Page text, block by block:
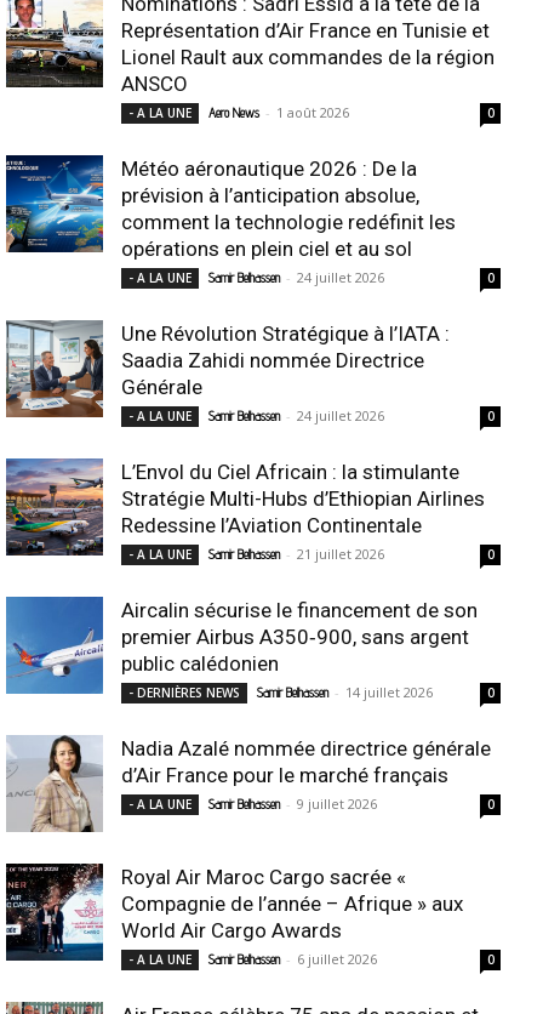
Représentation d’Air France en Tunisie et
Lionel Rault aux commandes de la région
ANSCO
- A LA UNE Aero News - 1 août 2026 0
Météo aéronautique 2026 : De la
prévision à l’anticipation absolue,
comment la technologie redéfinit les
opérations en plein ciel et au sol
- A LA UNE Samir Belhassen - 24 juillet 2026 0
Une Révolution Stratégique à l’IATA :
Saadia Zahidi nommée Directrice
Générale
- A LA UNE Samir Belhassen - 24 juillet 2026 0
L’Envol du Ciel Africain : la stimulante
Stratégie Multi-Hubs d’Ethiopian Airlines
Redessine l’Aviation Continentale
- A LA UNE Samir Belhassen - 21 juillet 2026 0
Aircalin sécurise le financement de son
premier Airbus A350‑900, sans argent
public calédonien
- DERNIÈRES NEWS Samir Belhassen - 14 juillet 2026 0
Nadia Azalé nommée directrice générale
d’Air France pour le marché français
- A LA UNE Samir Belhassen - 9 juillet 2026 0
Royal Air Maroc Cargo sacrée «
Compagnie de l’année – Afrique » aux
World Air Cargo Awards
- A LA UNE Samir Belhassen - 6 juillet 2026 0